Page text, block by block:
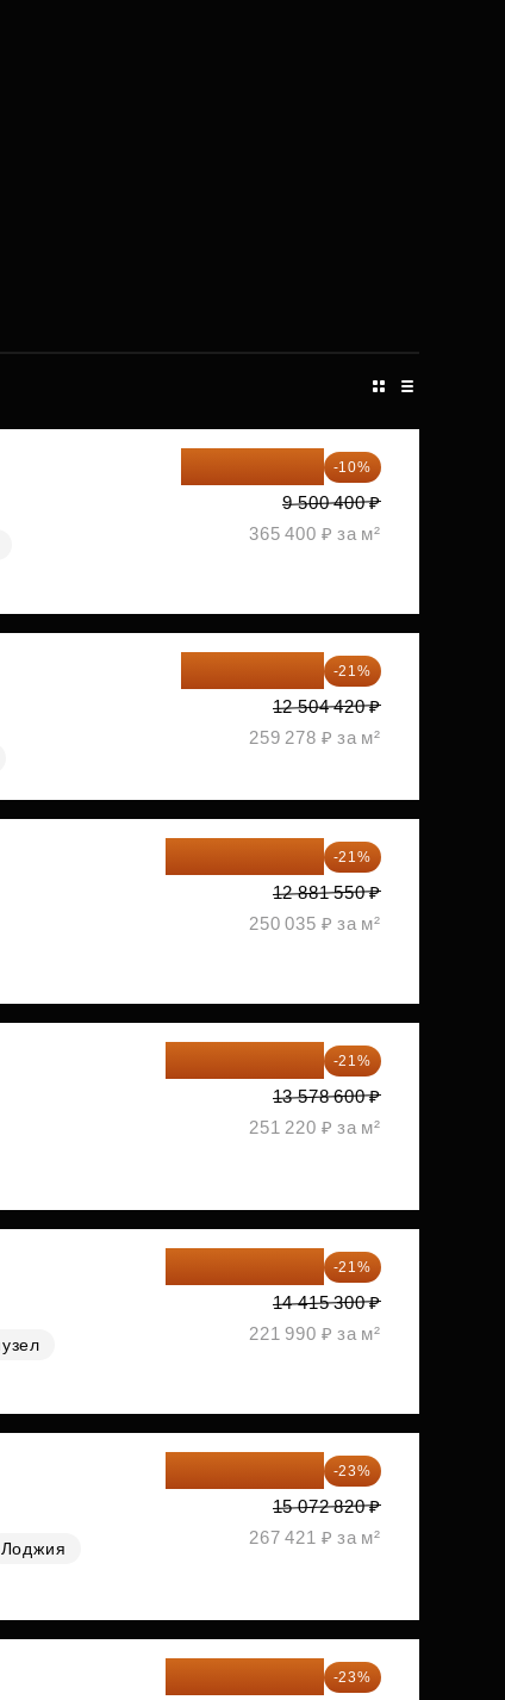
-10%
9 500 400 ₽
365 400 ₽ за м²
-21%
12 504 420 ₽
259 278 ₽ за м²
-21%
12 881 550 ₽
250 035 ₽ за м²
-21%
13 578 600 ₽
251 220 ₽ за м²
-21%
14 415 300 ₽
221 990 ₽ за м²
Лоджия
-23%
15 072 820 ₽
267 421 ₽ за м²
-23%